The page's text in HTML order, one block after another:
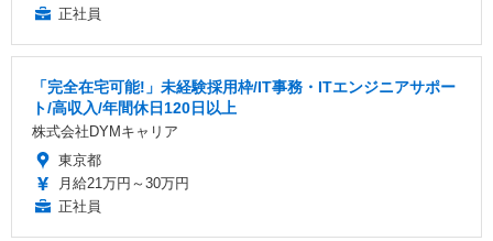
正社員
「完全在宅可能!」未経験採用枠/IT事務・ITエンジニアサポー
ト/高収入/年間休日120日以上
株式会社DYMキャリア
東京都
月給21万円～30万円
正社員